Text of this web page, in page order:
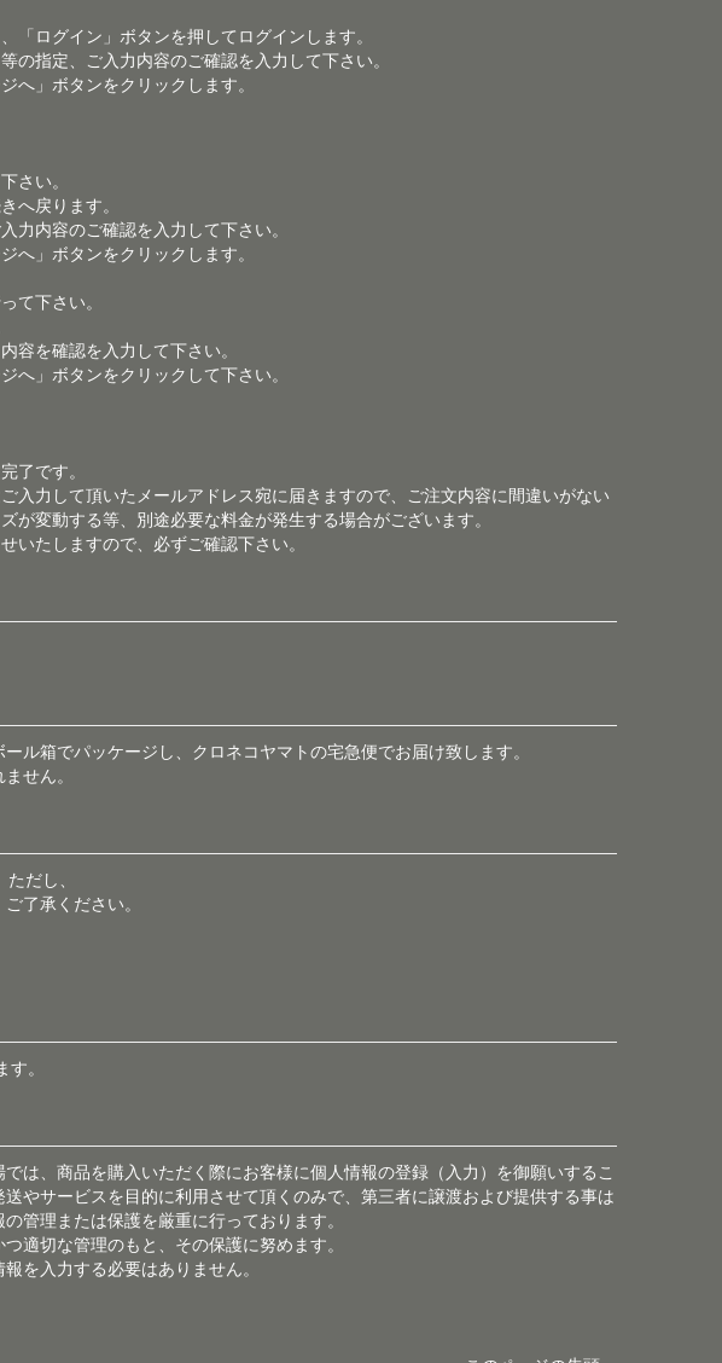
ログイン」ボタンを押してログインします。
指定、ご入力内容のご確認を入力して下さい。
へ」ボタンをクリックします。
さい。
へ戻ります。
力内容のご確認を入力して下さい。
へ」ボタンをクリックします。
て下さい。
容を確認を入力して下さい。
へ」ボタンをクリックして下さい。
了です。
入力して頂いたメールアドレス宛に届きますので、ご注文内容に間違いがない
変動する等、別途必要な料金が発生する場合がございます。
いたしますので、必ずご確認下さい。
ル箱でパッケージし、クロネコヤマトの宅急便でお届け致します。
せん。
だし、
了承ください。
。
は、商品を購入いただく際にお客様に個人情報の登録（入力）を御願いするこ
やサービスを目的に利用させて頂くのみで、第三者に譲渡および提供する事は
管理または保護を厳重に行っております。
適切な管理のもと、その保護に努めます。
を入力する必要はありません。